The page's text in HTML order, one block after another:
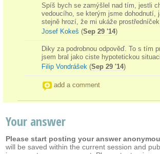
Spíš bych se zamýšlel nad tím, jestli
vedoucího, se kterým jsme dohodnutí,
stejně hrozí, že mi ukáže prostředníček
Josef Kokeš (Sep 29 '14)
Diky za podrobnou odpověď. To s tím
jsem bral jako ciste hypotetickou
Filip Vondrášek (Sep 29 '14)
add a comment
Your answer
Please start posting your answer
will be saved within the current session and